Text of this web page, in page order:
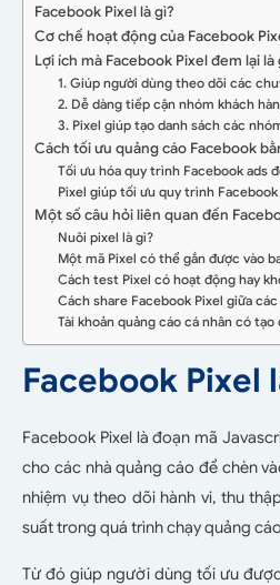
Facebook Pixel là gì?
Cơ chế hoạt động của Facebook
Lợi ích mà Facebook Pixel đem lại là
1. Giúp người dùng theo dõi các
2. Dễ dàng tiếp cận nhóm khách
3. Pixel giúp tạo danh sách các
Cách tối ưu quảng cáo Facebook
Tối ưu hóa quy trình Facebook ads
Pixel giúp tối ưu quy trình
Một số câu hỏi liên quan đến
Nuôi pixel là gì?
Một mã Pixel có thể gắn được vào
Cách test Pixel có hoạt động hay
Cách share Facebook Pixel giữa
Tài khoản quảng cáo cá nhân có
Facebook Pixel
Facebook Pixel là đoạn mã
cho các nhà quảng cáo để chèn
nhiệm vụ theo dõi hành vi, thu
suất trong quá trình chạy quảng
Từ đó giúp người dùng tối ưu